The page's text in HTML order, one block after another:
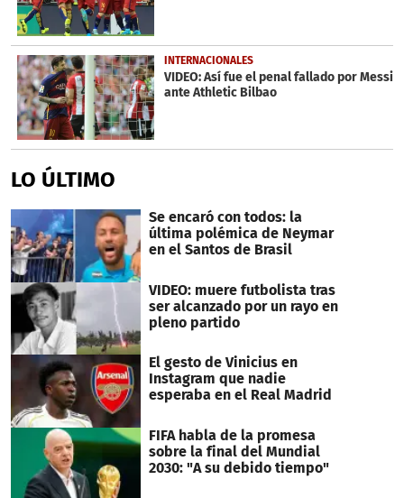
INTERNACIONALES
VIDEO: Así fue el penal fallado por Messi
ante Athletic Bilbao
LO ÚLTIMO
Se encaró con todos: la
última polémica de Neymar
en el Santos de Brasil
VIDEO: muere futbolista tras
ser alcanzado por un rayo en
pleno partido
El gesto de Vinicius en
Instagram que nadie
esperaba en el Real Madrid
FIFA habla de la promesa
sobre la final del Mundial
2030: "A su debido tiempo"